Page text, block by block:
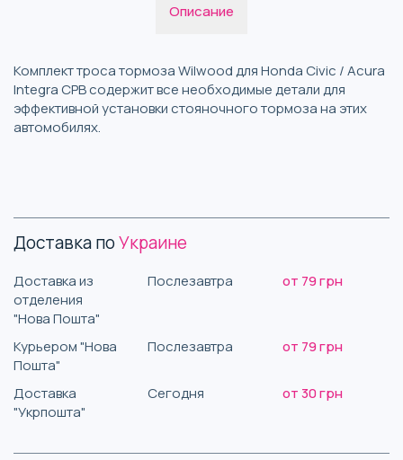
Описание
Комплект троса тормоза Wilwood для Honda Civic / Acura
Integra CPB содержит все необходимые детали для
эффективной установки стояночного тормоза на этих
автомобилях.
Доставка поУкраине
Доставка из
отделения
"Нова Пошта"
Послезавтра от 79 грн
Курьером "Нова
Пошта"
Послезавтра от 79 грн
Доставка
"Укрпошта"
Сегодня от 30 грн